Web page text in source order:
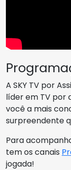
A SKY TV por
líder em TV por
você a mais
surpreendente
Para
tem os canais
jogada!